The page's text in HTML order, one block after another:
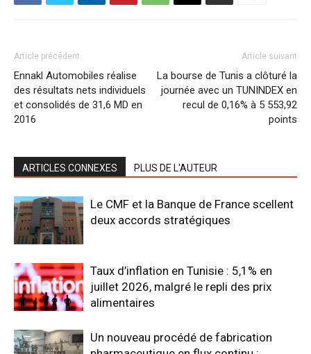
Article précédent
Ennakl Automobiles réalise
des résultats nets individuels
et consolidés de 31,6 MD en
2016
Article suivant
La bourse de Tunis a clôturé la
journée avec un TUNINDEX en
recul de 0,16% à 5 553,92
points
ARTICLES CONNEXES PLUS DE L'AUTEUR
Le CMF et la Banque de France scellent
deux accords stratégiques
Taux d’inflation en Tunisie : 5,1% en
juillet 2026, malgré le repli des prix
alimentaires
Un nouveau procédé de fabrication